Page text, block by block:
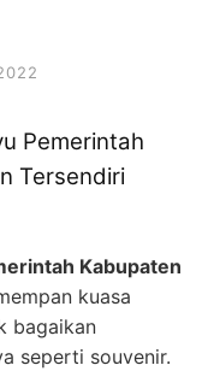
Pemerintah
Tersendiri
Kabupaten
kuasa
bagaikan
seperti souvenir.